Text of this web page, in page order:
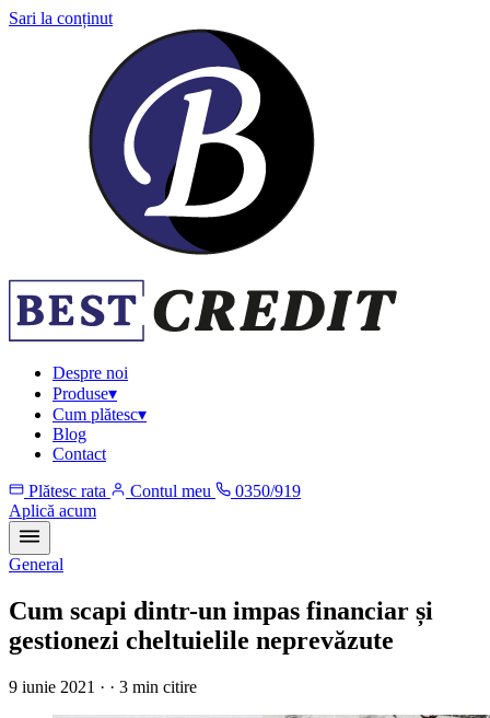
Sari la conținut
Despre noi
Produse▾
Cum plătesc▾
Blog
Contact
Plătesc rata
Contul meu
0350/919
Aplică acum
General
Cum scapi dintr-un impas financiar și
gestionezi cheltuielile neprevăzute
9 iunie 2021 · · 3 min citire